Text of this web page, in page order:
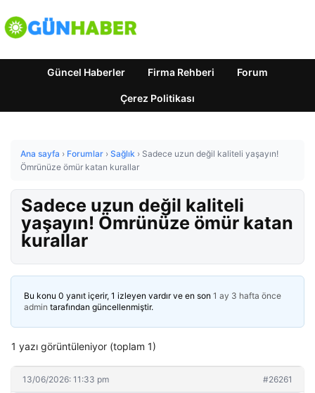
Güncel Haberler Firma Rehberi Forum
Çerez Politikası
Ana sayfa › Forumlar › Sağlık › Sadece uzun değil kaliteli yaşayın!
Ömrünüze ömür katan kurallar
Sadece uzun değil kaliteli
yaşayın! Ömrünüze ömür katan
kurallar
Bu konu 0 yanıt içerir, 1 izleyen vardır ve en son 1 ay 3 hafta önce
admin tarafından güncellenmiştir.
1 yazı görüntüleniyor (toplam 1)
13/06/2026: 11:33 pm #26261